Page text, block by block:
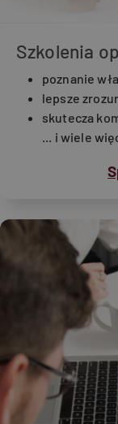
Szkolenia
poznanie
lepsze
skutecza
... i wiele